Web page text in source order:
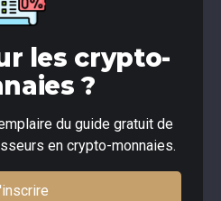
les crypto-
?
du guide gratuit de
en crypto-monnaies.